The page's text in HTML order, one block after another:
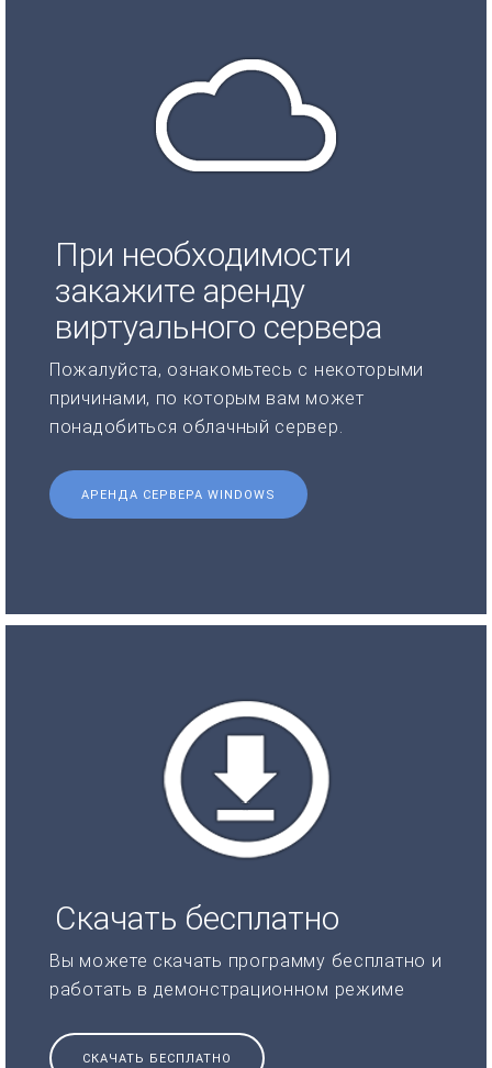
При необходимости
закажите аренду
виртуального сервера
Пожалуйста, ознакомьтесь с некоторыми
причинами, по которым вам может
понадобиться облачный сервер.
АРЕНДА СЕРВЕРА WINDOWS
Скачать бесплатно
Вы можете скачать программу бесплатно и
работать в демонстрационном режиме
СКАЧАТЬ БЕСПЛАТНО